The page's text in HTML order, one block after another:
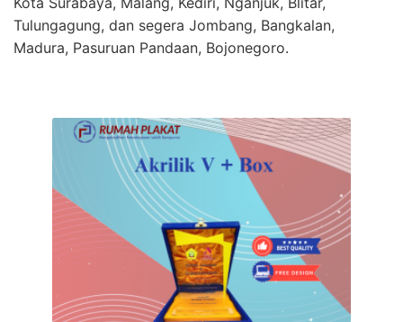
Tulungagung, dan segera Jombang, Bangkalan,
Madura, Pasuruan Pandaan, Bojonegoro.